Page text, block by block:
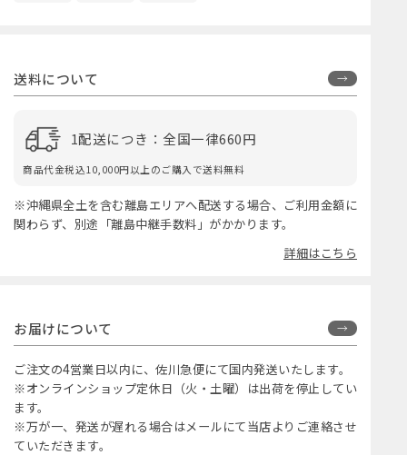
送料について
1配送につき：全国一律660円
商品代金税込10,000円以上のご購入で送料無料
※沖縄県全土を含む離島エリアへ配送する場合、ご利用金額に
関わらず、別途「離島中継手数料」がかかります。
詳細はこちら
お届けについて
ご注文の4営業日以内に、佐川急便にて国内発送いたします。
※オンラインショップ定休日（火・土曜）は出荷を停止してい
ます。
※万が一、発送が遅れる場合はメールにて当店よりご連絡させ
ていただきます。